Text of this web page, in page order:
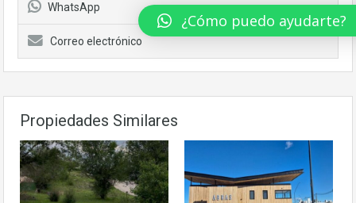
WhatsApp
Correo electrónico
Propiedades Similares
¿Cómo puedo ayudarte?